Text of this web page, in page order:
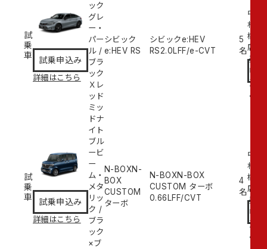
試
乗
車
試乗申込み
詳細はこちら
ック
グレ
ー・
パー
ル/
ブラ
ック
Ｘレ
ッド
シビック
e:HEV RS
シビックe:HEV
RS2.0LFF/e-CVT
5
名
中
村
橋
店試
乗
申
込
み
試
乗
車
試乗申込み
詳細はこちら
ミッ
ドナ
イト
ブル
ービ
ー
ム・
メタ
リッ
ク /
ブラ
ック
×ブ
N-BOXN-
BOX
CUSTOM
ターボ
N-BOXN-BOX
CUSTOM ターボ
0.66LFF/CVT
4
名
中
村
橋
店試
乗
申
込
み